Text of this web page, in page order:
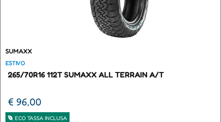
SUMAXX
ESTIVO
265/70R16 112T SUMAXX ALL TERRAIN A/T
€ 96,00
ECO TASSA INCLUSA